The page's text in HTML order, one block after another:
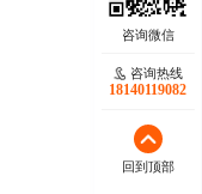
咨询热线
18140119082
回到顶部